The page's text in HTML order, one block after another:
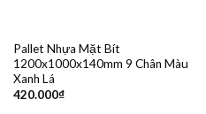
Pallet Nhựa Mặt Bít
1200x1000x140mm 9 Chân Màu
Xanh Lá
420.000₫